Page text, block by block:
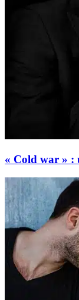
« Cold war » :